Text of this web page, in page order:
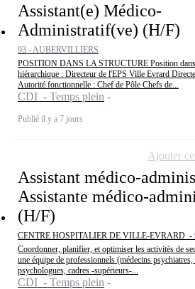
Assistant(e) Médico-
Administratif(ve) (H/F)
93 - AUBERVILLIERS
POSITION DANS LA STRUCTURE Position
hiérarchique : Directeur de l'EPS Ville Evrard
Autorité fonctionnelle : Chef de Pôle Chefs de...
CDI - Temps plein
Publié il y a 7 jours
Assistant médico-
Assistante médico-
(H/F)
CENTRE HOSPITALIER DE VILLE-EVRARD -
Coordonner, planifier, et optimiser les activités de
une équipe de professionnels (médecins psychiatres,
psychologues, cadres -supérieurs-...
CDI - Temps plein
Ajouter